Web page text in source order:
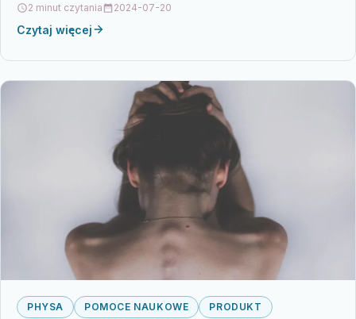
głośnikami…
2 minut czytania 2024-07-20
Czytaj więcej
PHYSA POMOCE NAUKOWE PRODUKT